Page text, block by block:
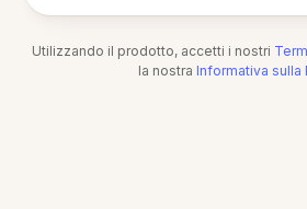
Utilizzando il prodotto, accetti i nostri
la nostra Informativa sulla